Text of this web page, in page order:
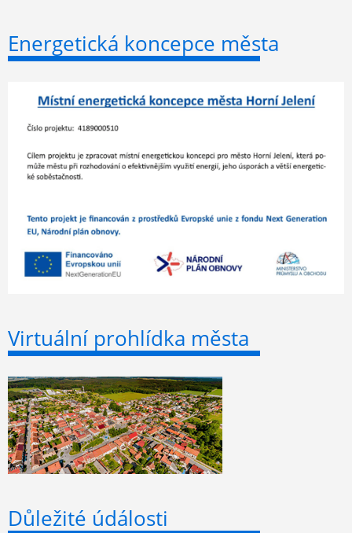
Energetická koncepce města
Virtuální prohlídka města
Důležité údálosti